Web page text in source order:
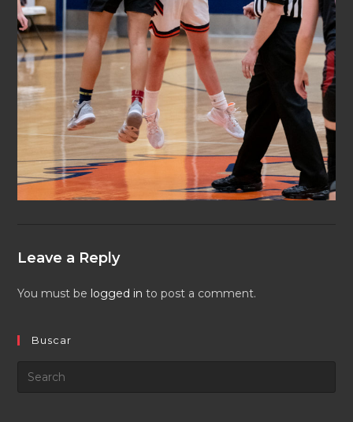
Leave a Reply
You must be logged in to post a comment.
Buscar